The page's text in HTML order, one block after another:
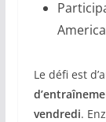
Le défi est
vendredi.